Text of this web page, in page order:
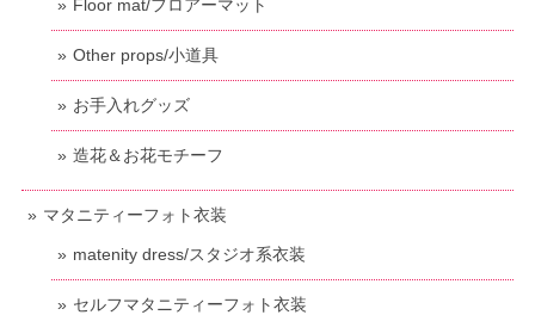
Floor mat/フロアーマット
Other props/小道具
お手入れグッズ
造花＆お花モチーフ
マタニティーフォト衣装
matenity dress/スタジオ系衣装
セルフマタニティーフォト衣装